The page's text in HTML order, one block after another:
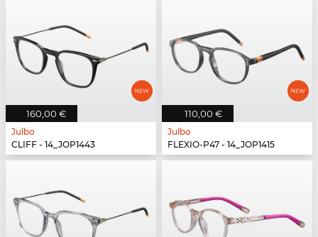
160,00 €
Julbo
CLIFF - 14_JOP1443
110,00 €
Julbo
FLEXIO-P47 - 14_JOP1415